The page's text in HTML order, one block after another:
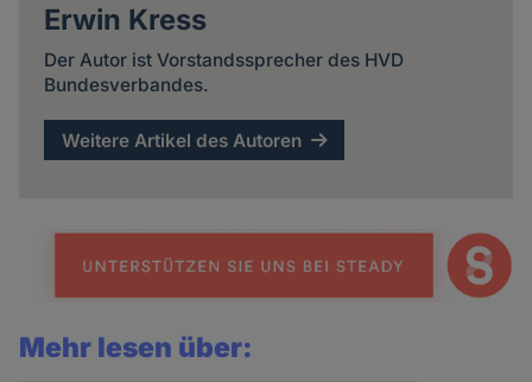
Erwin Kress
Der Autor ist Vorstandssprecher des HVD
Bundesverbandes.
Weitere Artikel des Autoren
Mehr lesen über: